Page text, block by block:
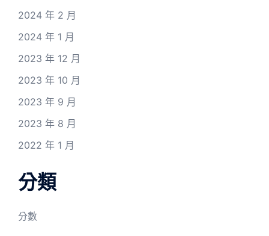
2024 年 2 月
2024 年 1 月
2023 年 12 月
2023 年 10 月
2023 年 9 月
2023 年 8 月
2022 年 1 月
分類
分數